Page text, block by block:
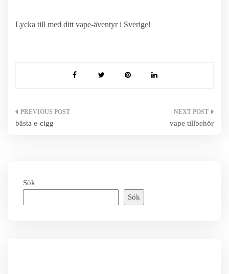
Lycka till med ditt vape-äventyr i Sverige!
Inläggsnavigering
bästa e-cigg vape tillbehör
Sök
Sök